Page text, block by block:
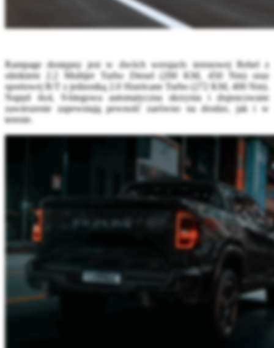
Rampage dostępny jest w dwóch wersjach: terenowej Rebel z
silnikiem 2.2 Multijet Turbo Diesel (200 KM, 450 Nm) oraz
sportowej R/T z jednostką 2.0 Hurricane Turbo (272 KM, 400 Nm).
Napęd 4x4, 9-biegowa automatyczna skrzynia i dopracowane
zawieszenie zapewniają pewność zarówno na drodze, jak i w
terenie.